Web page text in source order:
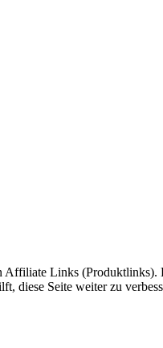
Affiliate Links
diese Seite weiter zu